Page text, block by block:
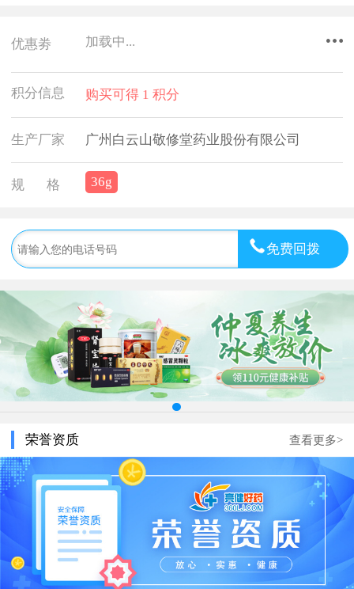
优惠劵 加载中...
积分信息 购买可得 1 积分
生产厂家 广州白云山敬修堂药业股份有限公司
规 格 36g
免费回拨
荣誉资质 查看更多>